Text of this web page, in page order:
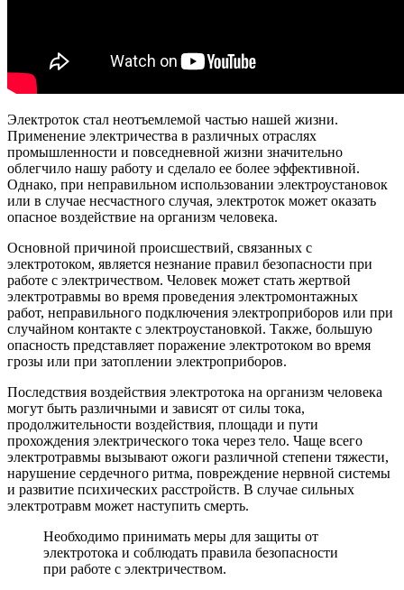
Электроток стал неотъемлемой частью нашей жизни.
Применение электричества в различных отраслях
промышленности и повседневной жизни значительно
облегчило нашу работу и сделало ее более эффективной.
Однако, при неправильном использовании электроустановок
или в случае несчастного случая, электроток может оказать
опасное воздействие на организм человека.
Основной причиной происшествий, связанных с
электротоком, является незнание правил безопасности при
работе с электричеством. Человек может стать жертвой
электротравмы во время проведения электромонтажных
работ, неправильного подключения электроприборов или при
случайном контакте с электроустановкой. Также, большую
опасность представляет поражение электротоком во время
грозы или при затоплении электроприборов.
Последствия воздействия электротока на организм человека
могут быть различными и зависят от силы тока,
продолжительности воздействия, площади и пути
прохождения электрического тока через тело. Чаще всего
электротравмы вызывают ожоги различной степени тяжести,
нарушение сердечного ритма, повреждение нервной системы
и развитие психических расстройств. В случае сильных
электротравм может наступить смерть.
Необходимо принимать меры для защиты от
электротока и соблюдать правила безопасности
при работе с электричеством.